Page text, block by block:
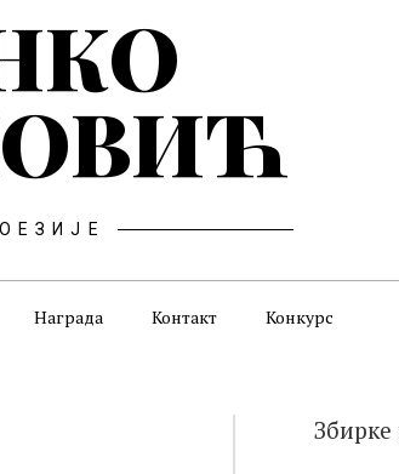
Награда Контакт Конкурс
Збирке